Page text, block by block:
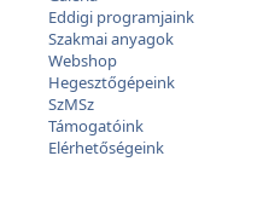
Eddigi programjaink
Szakmai anyagok
Webshop
Hegesztőgépeink
SzMSz
Támogatóink
Elérhetőségeink